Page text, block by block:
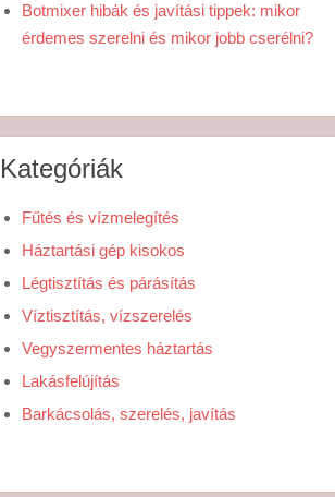
Botmixer hibák és javítási tippek: mikor
érdemes szerelni és mikor jobb cserélni?
Kategóriák
Fűtés és vízmelegítés
Háztartási gép kisokos
Légtisztítás és párásítás
Víztisztítás, vízszerelés
Vegyszermentes háztartás
Lakásfelújítás
Barkácsolás, szerelés, javítás